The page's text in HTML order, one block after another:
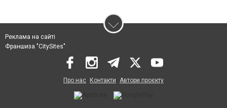
Реклама на сайті
Франшиза "CitySites"
Про нас Контакти Автори проєкту